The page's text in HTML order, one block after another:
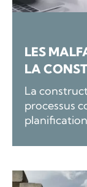
LES
LA
La
processus